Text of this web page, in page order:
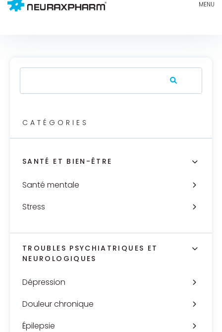
CATÉGORIES
SANTÉ ET BIEN-ÊTRE
Santé mentale
Stress
TROUBLES PSYCHIATRIQUES ET
NEUROLOGIQUES
Dépression
Douleur chronique
Épilepsie